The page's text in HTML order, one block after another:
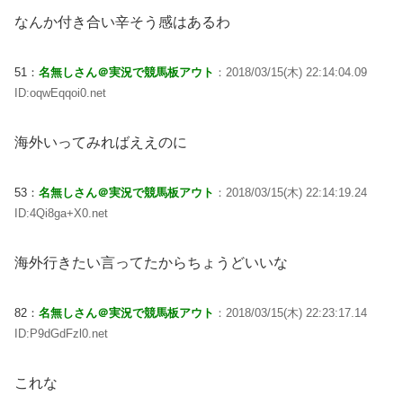
なんか付き合い辛そう感はあるわ
51： 名無しさん＠実況で競馬板アウト ：2018/03/15(木) 22:14:04.09
ID:oqwEqqoi0.net
海外いってみればええのに
53： 名無しさん＠実況で競馬板アウト ：2018/03/15(木) 22:14:19.24
ID:4Qi8ga+X0.net
海外行きたい言ってたからちょうどいいな
82： 名無しさん＠実況で競馬板アウト ：2018/03/15(木) 22:23:17.14
ID:P9dGdFzl0.net
これな